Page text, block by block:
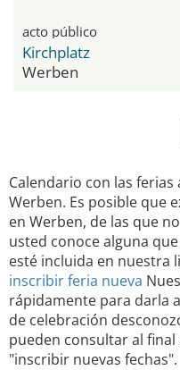
acto público
Kirchplatz
Werben
Calendario con las
Werben. Es posible que
en Werben, de las que
usted conoce alguna
esté incluida en nuestra
inscribir feria nueva
rápidamente para darla
de celebración
pueden consultar al
"inscribir nuevas fechas".